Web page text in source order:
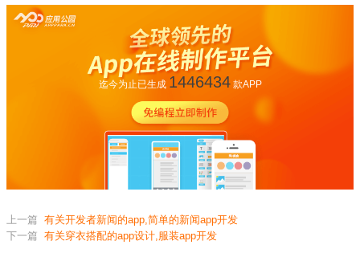
迄今为止已生成 1446434款APP
上一篇 有关开发者新闻的app,简单的新闻app开发
下一篇 有关穿衣搭配的app设计,服装app开发